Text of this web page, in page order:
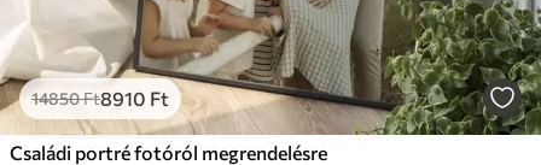
14850Ft8910 Ft
Családi portré fotóról megrendelésre